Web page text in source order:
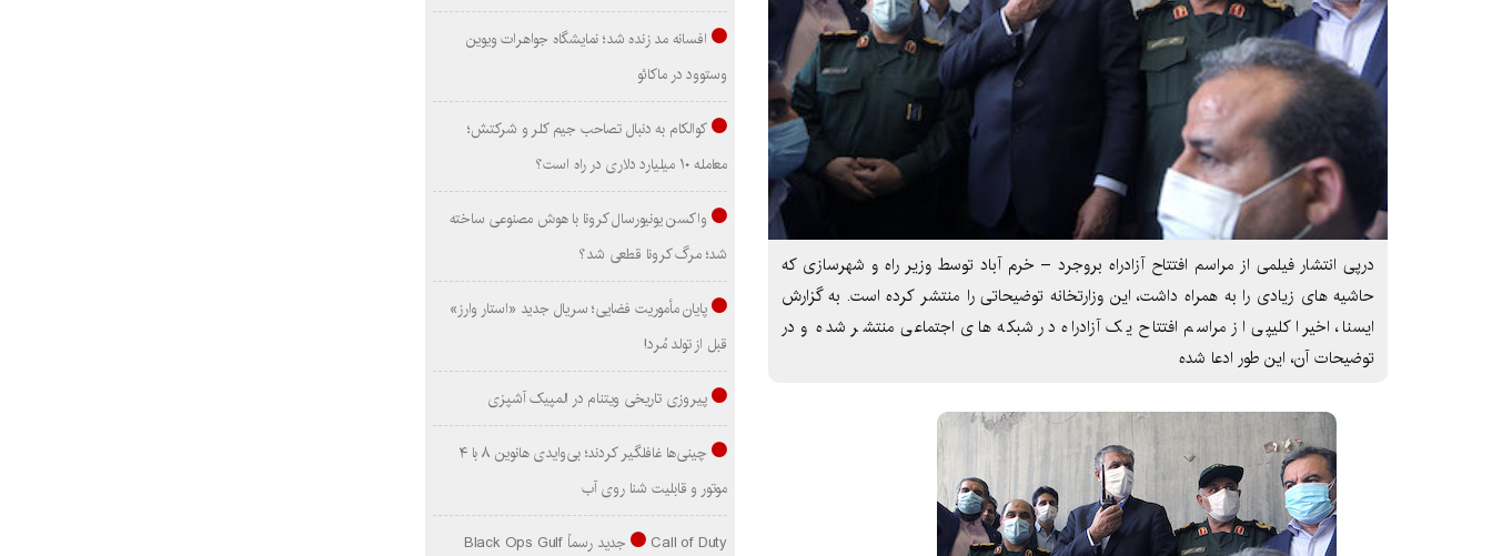
درپی انتشار فیلمی از مراسم افتتاح آزادراه بروجرد – خرم آباد توسط وزیر راه و شهرسازی که
حاشیه های زیادی را به همراه داشت، این وزارتخانه توضیحاتی را منتشر کرده است. به گزارش
ایسنا، اخیرا کلیپی از مراسم افتتاح یک آزادراه در شبکه های اجتماعی منتشر شده و در
توضیحات آن، این طور ادعا شده
افسانه مد زنده شد؛ نمایشگاه جواهرات ویوین
وستوود در ماکائو
کوالکام به دنبال تصاحب جیم کلر و شرکتش؛
معامله ۱۰ میلیارد دلاری در راه است؟
واکسن یونیورسال کرونا با هوش مصنوعی ساخته
شد؛ مرگ کرونا قطعی شد؟
پایان مأموریت فضایی؛ سریال جدید «استار وارز»
قبل از تولد مُرد!
پیروزی تاریخی ویتنام در المپیک آشپزی
چینی‌ها غافلگیر کردند؛ بی‌وایدی هانوین ۸ با ۴
موتور و قابلیت شنا روی آب
Call of Duty جدید رسماً Black Ops Gulf